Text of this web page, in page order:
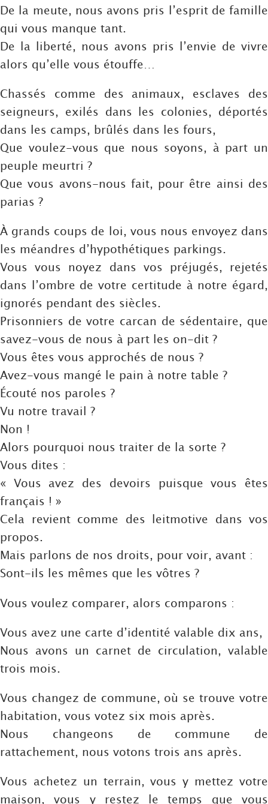
De la meute, nous avons pris l’esprit de famille
qui vous manque tant.
De la liberté, nous avons pris l’envie de vivre
alors qu’elle vous étouffe…
Chassés comme des animaux, esclaves des
seigneurs, exilés dans les colonies, déportés
dans les camps, brûlés dans les fours,
Que voulez-vous que nous soyons, à part un
peuple meurtri ?
Que vous avons-nous fait, pour être ainsi des
parias ?
À grands coups de loi, vous nous envoyez dans
les méandres d’hypothétiques parkings.
Vous vous noyez dans vos préjugés, rejetés
dans l’ombre de votre certitude à notre égard,
ignorés pendant des siècles.
Prisonniers de votre carcan de sédentaire, que
savez-vous de nous à part les on-dit ?
Vous êtes vous approchés de nous ?
Avez-vous mangé le pain à notre table ?
Écouté nos paroles ?
Vu notre travail ?
Non !
Alors pourquoi nous traiter de la sorte ?
Vous dites :
« Vous avez des devoirs puisque vous êtes
français ! »
Cela revient comme des leitmotive dans vos
propos.
Mais parlons de nos droits, pour voir, avant :
Sont-ils les mêmes que les vôtres ?
Vous voulez comparer, alors comparons :
Vous avez une carte d’identité valable dix ans,
Nous avons un carnet de circulation, valable
trois mois.
Vous changez de commune, où se trouve votre
habitation, vous votez six mois après.
Nous changeons de commune de
rattachement, nous votons trois ans après.
Vous achetez un terrain, vous y mettez votre
maison, vous y restez le temps que vous